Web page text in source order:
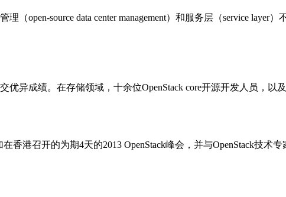
open-source data center management）和服务层（service
异成绩。在存储领域，十余位OpenStack core开源开发人员，以
召开的为期4天的2013 OpenStack峰会，并与OpenStack技术